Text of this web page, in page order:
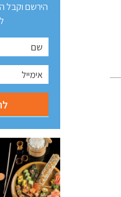
הירשם וקבל